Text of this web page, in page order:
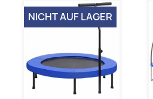
NICHT AUF LAGER